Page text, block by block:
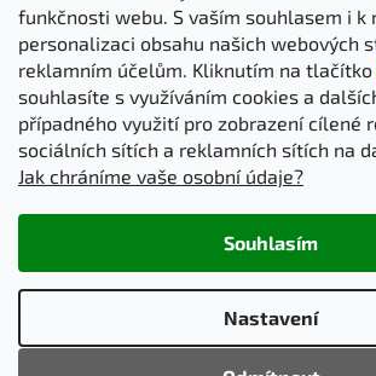
funkčnosti webu. S vaším souhlasem i k
personalizaci obsahu našich webových
reklamním účelům. Kliknutím na tlačítko
souhlasíte s využíváním cookies a
případného využití pro zobrazení cílené
sociálních sítích a reklamních sítích na
Jak chráníme vaše osobní údaje?
Nastavení
Souhlasím
Vložte svůj e-mail a my vám budeme zasílat
produktech na našem e-shopu.
E-mail
PŘIHLÁSIT SE